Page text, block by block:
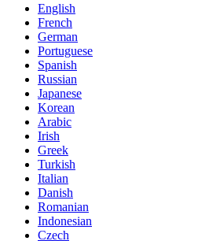
English
French
German
Portuguese
Spanish
Russian
Japanese
Korean
Arabic
Irish
Greek
Turkish
Italian
Danish
Romanian
Indonesian
Czech